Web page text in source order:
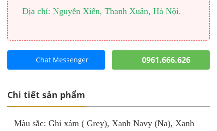
Địa chỉ: Nguyễn Xiển, Thanh Xuân, Hà Nội.
Chat Messenger 0961.666.626
Chi tiết sản phẩm
– Màu sắc: Ghi xám ( Grey), Xanh Navy (Na), Xanh